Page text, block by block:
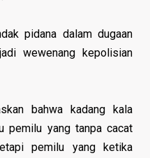
pidana dalam dugaan
wewenang kepolisian
bahwa kadang kala
pemilu yang tanpa cacat
pemilu yang ketika